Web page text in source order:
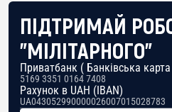
ПІДТРИМАЙ
"МІЛІТАРНОГО"
Приватбанк ( Банківська
5169 3351 0164 7408
Рахунок в UAH (IBAN)
UA043052990000026007015028783